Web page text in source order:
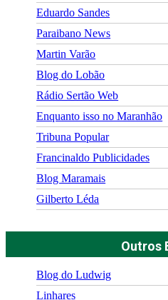
Eduardo Sandes
Paraibano News
Martin Varão
Blog do Lobão
Rádio Sertão Web
Enquanto isso no Maranhão
Tribuna Popular
Francinaldo Publicidades
Blog Maramais
Gilberto Léda
Outros
Blog do Ludwig
Linhares